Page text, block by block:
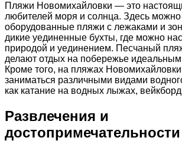
Пляжи Новомихайловки — это
любителей моря и солнца. Здесь можно
оборудованные пляжи с лежаками и
дикие уединенные бухты, где можно
природой и уединением. Песчаный
делают отдых на побережье
Кроме того, на пляжах
заниматься различными видами
как катание на водных лыжах,
Развлечения и
достопримечательности